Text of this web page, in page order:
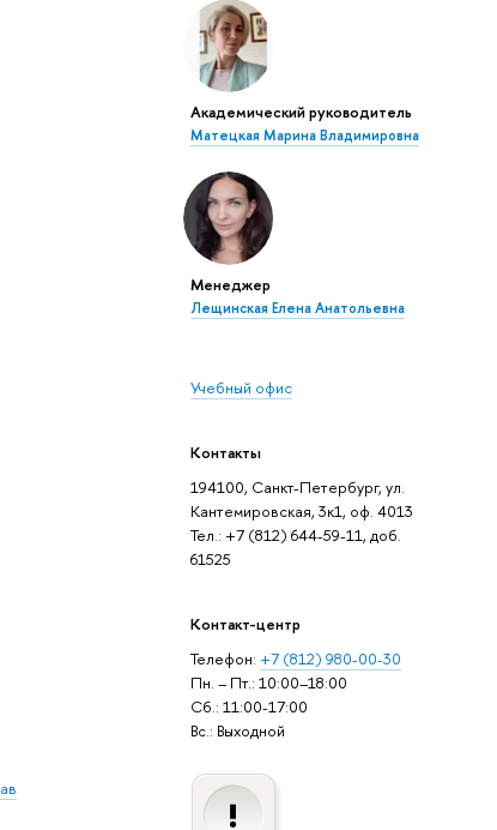
Академический руководитель
Матецкая Марина Владимировна
Менеджер
Лещинская Елена Анатольевна
Учебный офис
Контакты
194100, Санкт-Петербург, ул.
Кантемировская, 3к1, оф. 4013
Тел.: +7 (812) 644-59-11, доб.
61525
Контакт-центр
Телефон: +7 (812) 980-00-30
Пн. – Пт.: 10:00–18:00
Сб.: 11:00-17:00
Вс.: Выходной